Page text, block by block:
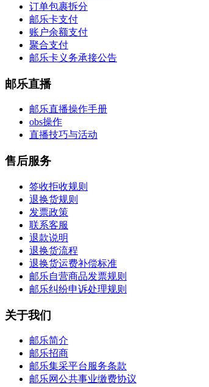
订单包裹拆分
邮乐卡支付
账户余额支付
聚合支付
邮乐卡义务承接公告
邮乐直播
邮乐直播操作手册
obs操作
直播技巧与活动
售后服务
签收拒收规则
退换货规则
发票政策
联系客服
退款说明
退换货流程
退换货运费补偿标准
邮乐自营商品发票规则
邮乐纠纷申诉处理规则
关于我们
邮乐简介
邮乐招商
邮乐集采平台服务条款
邮乐网公共事业缴费协议